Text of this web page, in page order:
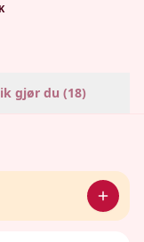
gjør du (18)